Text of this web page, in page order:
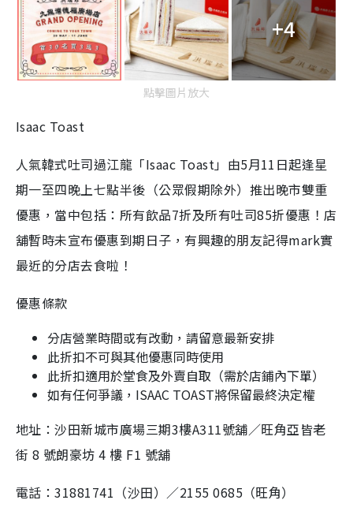
+4
點擊圖片放大
Isaac Toast
人氣韓式吐司過江龍「Isaac Toast」由5月11日起逢星
期一至四晚上七點半後（公眾假期除外）推出晚市雙重
優惠，當中包括：所有飲品7️折及所有吐司8️5折優惠！店
舖暫時未宣布優惠到期日子，有興趣的朋友記得mark實
最近的分店去食啦！
優惠條款
分店營業時間或有改動，請留意最新安排
此折扣不可與其他優惠同時使用
此折扣適用於堂食及外賣自取（需於店鋪內下單）
如有任何爭議，ISAAC TOAST將保留最終決定權
地址：沙田新城市廣場三期3樓A311號舖／旺角亞皆老
街 8 號朗豪坊 4 樓 F1 號舖
電話：31881741（沙田）／2155 0685（旺角）